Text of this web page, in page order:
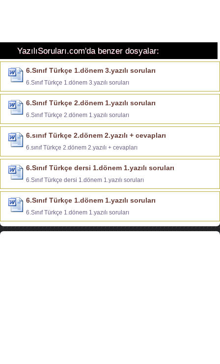
YazılıSoruları.com'da benzer dosyalar:
6.Sınıf Türkçe 1.dönem 3.yazılı soruları
6.Sınıf Türkçe 1.dönem 3.yazılı soruları
6.Sınıf Türkçe 2.dönem 1.yazılı soruları
6.Sınıf Türkçe 2.dönem 1.yazılı soruları
6.sınıf Türkçe 2.dönem 2.yazılı + cevapları
6.sınıf Türkçe 2.dönem 2.yazılı + cevapları
6.Sınıf Türkçe dersi 1.dönem 1.yazılı soruları
6.Sınıf Türkçe dersi 1.dönem 1.yazılı soruları
6.Sınıf Türkçe 1.dönem 1.yazılı soruları
6.Sınıf Türkçe 1.dönem 1.yazılı soruları